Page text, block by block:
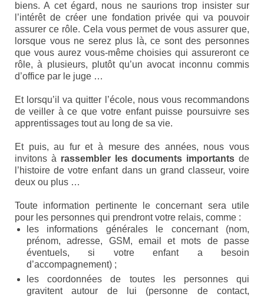
Défendre ses droits
Veiller à sa santé
Lui trouver des activités de loisir
Lui trouver un hébergement
Espace Professionnels
Première ligne
Médecins
Paramédicaux
Enseignants
Mouvements de jeunesse
biens. A cet égard, nous ne saurions trop insister sur
l’intérêt de créer une fondation privée qui va pouvoir
assurer ce rôle. Cela vous permet de vous assurer que,
lorsque vous ne serez plus là, ce sont des personnes
que vous aurez vous-même choisies qui assureront ce
rôle, à plusieurs, plutôt qu’un avocat inconnu commis
d’office par le juge …
Et lorsqu’il va quitter l’école, nous vous recommandons
de veiller à ce que votre enfant puisse poursuivre ses
apprentissages tout au long de sa vie.
Et puis, au fur et à mesure des années, nous vous
invitons à rassembler les documents importants de
l’histoire de votre enfant dans un grand classeur, voire
deux ou plus …
Toute information pertinente le concernant sera utile
pour les personnes qui prendront votre relais, comme :
les informations générales le concernant (nom,
prénom, adresse, GSM, email et mots de passe
éventuels, si votre enfant a besoin
d’accompagnement) ;
les coordonnées de toutes les personnes qui
gravitent autour de lui (personne de contact,